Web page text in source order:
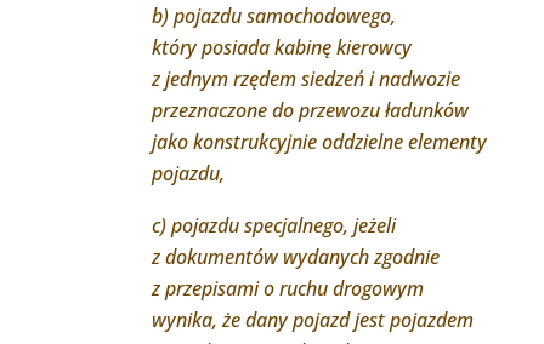
b) pojazdu samochodowego,
który posiada kabinę kierowcy
z jednym rzędem siedzeń i nadwozie
przeznaczone do przewozu ładunków
jako konstrukcyjnie oddzielne elementy
pojazdu,
c) pojazdu specjalnego, jeżeli
z dokumentów wydanych zgodnie
z przepisami o ruchu drogowym
wynika, że dany pojazd jest pojazdem